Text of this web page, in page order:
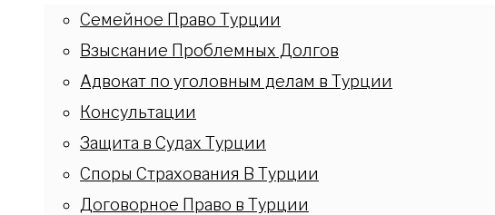
Семейное Право Турции
Взыскание Проблемных Долгов
Адвокат по уголовным делам в Турции
Консультации
Защита в Судах Турции
Споры Страхования В Турции
Договорное Право в Турции